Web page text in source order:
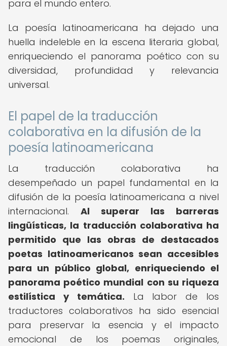
para el mundo entero.
La poesía latinoamericana ha dejado una
huella indeleble en la escena literaria global,
enriqueciendo el panorama poético con su
diversidad, profundidad y relevancia
universal.
El papel de la traducción
colaborativa en la difusión de la
poesía latinoamericana
La traducción colaborativa ha
desempeñado un papel fundamental en la
difusión de la poesía latinoamericana a nivel
internacional. Al superar las barreras
lingüísticas, la traducción colaborativa ha
permitido que las obras de destacados
poetas latinoamericanos sean accesibles
para un público global, enriqueciendo el
panorama poético mundial con su riqueza
estilística y temática. La labor de los
traductores colaborativos ha sido esencial
para preservar la esencia y el impacto
emocional de los poemas originales,